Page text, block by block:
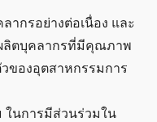
กรอย่างต่อเนื่อง และ
ลิตบุคลากรที่มีคุณภาพ
วของอุตสาหกรรมการ
ในการมีส่วนร่วมใน